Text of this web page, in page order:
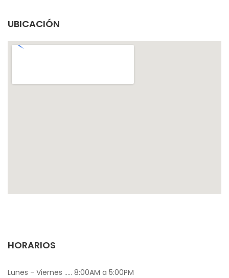
UBICACIÓN
HORARIOS
Lunes - Viernes ..... 8:00AM a 5:00PM